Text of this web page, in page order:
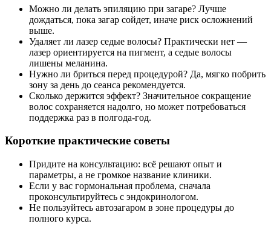
Можно ли делать эпиляцию при загаре? Лучше
дождаться, пока загар сойдет, иначе риск осложнений
выше.
Удаляет ли лазер седые волосы? Практически нет —
лазер ориентируется на пигмент, а седые волосы
лишены меланина.
Нужно ли бриться перед процедурой? Да, мягко побрить
зону за день до сеанса рекомендуется.
Сколько держится эффект? Значительное сокращение
волос сохраняется надолго, но может потребоваться
поддержка раз в полгода-год.
Короткие практические советы
Придите на консультацию: всё решают опыт и
параметры, а не громкое название клиники.
Если у вас гормональная проблема, сначала
проконсультируйтесь с эндокринологом.
Не пользуйтесь автозагаром в зоне процедуры до
полного курса.